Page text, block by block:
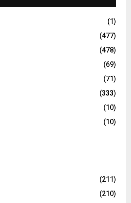
(1)
(477)
(478)
(69)
(71)
(333)
(10)
(10)
(211)
(210)